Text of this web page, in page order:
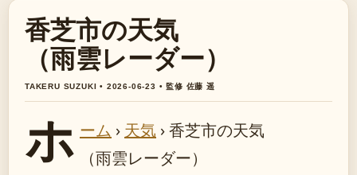
香芝市の天気
（雨雲レーダー）
TAKERU SUZUKI • 2026-06-23 • 監修 佐藤 遥
ホ ーム › 天気 ›香芝市の天気
（雨雲レーダー）